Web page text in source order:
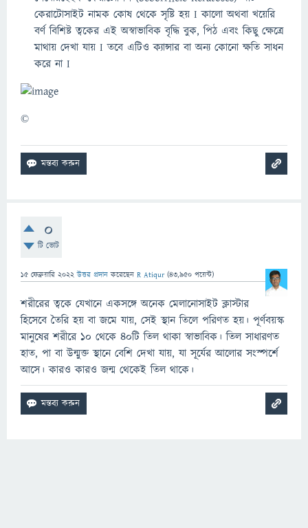
কেরাটোসাইট নামক কোষ থেকে সৃষ্টি হয় I কালো অথবা খয়েরি
বর্ণ বিশিষ্ট ত্বকের এই অস্বাভাবিক বৃদ্ধি বুক, পিঠ এবং কিছু ক্ষেত্রে
মাথায় দেখা যায় I তবে এটিও ক্যান্সার বা অন্য কোনো ক্ষতি সাধন
করে না I
©
0
টি ভোট
15 ফেব্রুয়ারি 2022 উত্তর প্রদান করেছেন R Atiqur (43,950 পয়েন্ট)
শরীরের ত্বকে যেখানে একসঙ্গে অনেক মেলানোসাইট ক্লাস্টার
হিসেবে তৈরি হয় বা জমে যায়, সেই স্থান তিলে পরিণত হয়। পূর্ণবয়স্ক
মানুষের শরীরে ১০ থেকে ৪০টি তিল থাকা স্বাভাবিক। তিল সাধারণত
হাত, পা বা উন্মুক্ত স্থানে বেশি দেখা যায়, যা সূর্যের আলোর সংস্পর্শে
আসে। কারও কারও জন্ম থেকেই তিল থাকে।